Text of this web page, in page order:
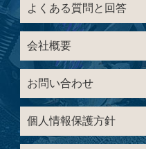
よくある質問と回答
会社概要
お問い合わせ
個人情報保護方針